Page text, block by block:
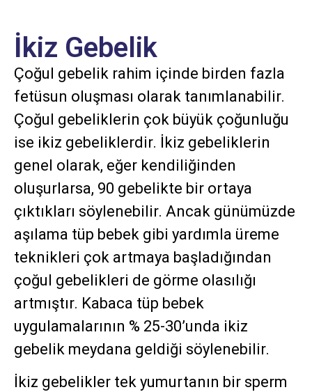
İkiz Gebelik
Çoğul gebelik rahim içinde birden fazla
fetüsun oluşması olarak tanımlanabilir.
Çoğul gebeliklerin çok büyük çoğunluğu
ise ikiz gebeliklerdir. İkiz gebeliklerin
genel olarak, eğer kendiliğinden
oluşurlarsa, 90 gebelikte bir ortaya
çıktıkları söylenebilir. Ancak günümüzde
aşılama tüp bebek gibi yardımla üreme
teknikleri çok artmaya başladığından
çoğul gebelikleri de görme olasılığı
artmıştır. Kabaca tüp bebek
uygulamalarının % 25-30’unda ikiz
gebelik meydana geldiği söylenebilir.
İkiz gebelikler tek yumurtanın bir sperm